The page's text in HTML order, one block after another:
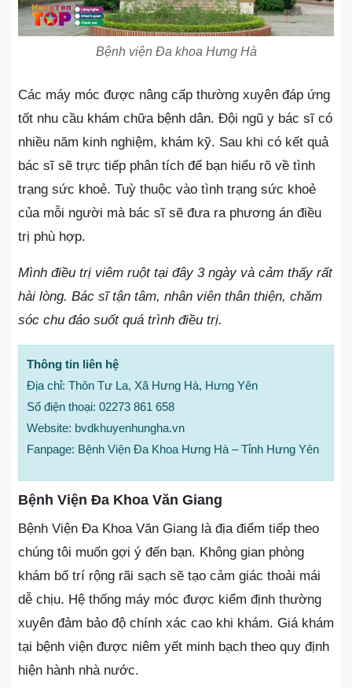
Bệnh viện Đa khoa Hưng Hà
Các máy móc được nâng cấp thường xuyên đáp ứng
tốt nhu cầu khám chữa bệnh dân. Đội ngũ y bác sĩ có
nhiều năm kinh nghiệm, khám kỹ. Sau khi có kết quả
bác sĩ sẽ trực tiếp phân tích để bạn hiểu rõ về tình
trạng sức khoẻ. Tuỳ thuộc vào tình trạng sức khoẻ
của mỗi người mà bác sĩ sẽ đưa ra phương án điều
trị phù hợp.
Mình điều trị viêm ruột tại đây 3 ngày và cảm thấy rất
hài lòng. Bác sĩ tận tâm, nhân viên thân thiện, chăm
sóc chu đáo suốt quá trình điều trị.
Thông tin liên hệ
Địa chỉ: Thôn Tư La, Xã Hưng Hà, Hưng Yên
Số điện thoại: 02273 861 658
Website: bvdkhuyenhungha.vn
Fanpage: Bệnh Viện Đa Khoa Hưng Hà – Tỉnh Hưng Yên
Bệnh Viện Đa Khoa Văn Giang
Bệnh Viện Đa Khoa Văn Giang là địa điểm tiếp theo
chúng tôi muốn gợi ý đến bạn. Không gian phòng
khám bố trí rộng rãi sạch sẽ tạo cảm giác thoải mái
dễ chịu. Hệ thống máy móc được kiểm định thường
xuyên đảm bảo độ chính xác cao khi khám. Giá khám
tại bệnh viện được niêm yết minh bạch theo quy định
hiện hành nhà nước.